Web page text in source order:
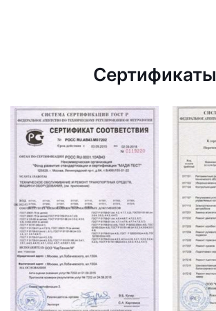
Сертификаты